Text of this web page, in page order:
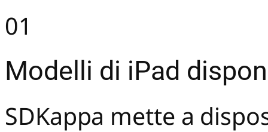
01
Modelli di iPad
SDKappa mette a